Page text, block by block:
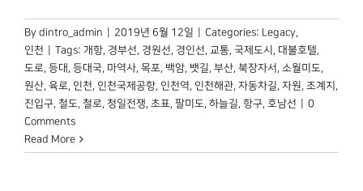
By dintro_admin 2019년 6월 12일 Categories: Legacy,
인천
Tags: 개항, 경부선, 경원선, 경인선, 교통, 국제도시 , 대불호텔,
도로, 등대 , 등대국, 마역사, 목포, 백암, 뱃길, 부산, 북장자서 , 소월미도,
원산, 육로, 인천, 인천국제공항, 인천역, 인천해관, 자동차길, 자원, 조계지 ,
진입구, 철도, 철로, 청일전쟁, 초표, 팔미도, 하늘길, 항구, 호남선
0
Comments
Read More